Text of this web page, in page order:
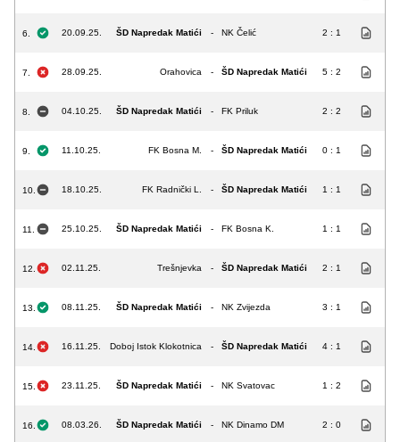
6. 20.09.25. ŠD Napredak Matići - NK Čelić 2 : 1
7. 28.09.25. Orahovica - ŠD Napredak Matići 5 : 2
8. 04.10.25. ŠD Napredak Matići - FK Priluk 2 : 2
9. 11.10.25. FK Bosna M. - ŠD Napredak Matići 0 : 1
10. 18.10.25. FK Radnički L. - ŠD Napredak Matići 1 : 1
11. 25.10.25. ŠD Napredak Matići - FK Bosna K. 1 : 1
12. 02.11.25. Trešnjevka - ŠD Napredak Matići 2 : 1
13. 08.11.25. ŠD Napredak Matići - NK Zvijezda 3 : 1
14. 16.11.25. Doboj Istok Klokotnica - ŠD Napredak Matići 4 : 1
15. 23.11.25. ŠD Napredak Matići - NK Svatovac 1 : 2
16. 08.03.26. ŠD Napredak Matići - NK Dinamo DM 2 : 0